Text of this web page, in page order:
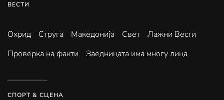
ВЕСТИ
Охрид Струга Македонија Свет
Лажни Вести
Проверка на факти
Заедницата има многу лица
СПОРТ & СЦЕНА